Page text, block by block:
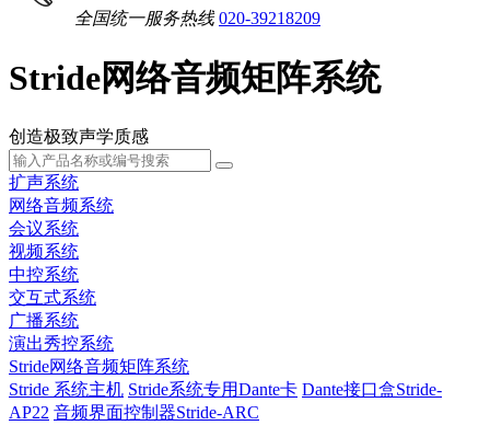
全国统一服务热线 020-39218209
Stride网络音频矩阵系统
创造极致声学质感
扩声系统
网络音频系统
会议系统
视频系统
中控系统
交互式系统
广播系统
演出秀控系统
Stride网络音频矩阵系统
Stride 系统主机 Stride系统专用Dante卡 Dante接口盒Stride-
AP22 音频界面控制器Stride-ARC